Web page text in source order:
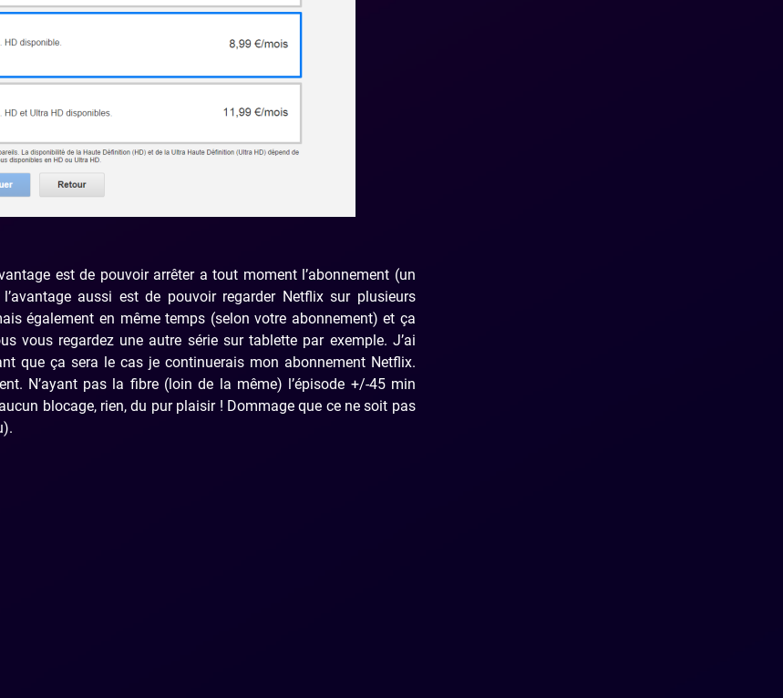
est de pouvoir arrêter a tout moment l’abonnement (un
aussi est de pouvoir regarder Netflix sur plusieurs
également en même temps (selon votre abonnement) et ça
vous regardez une autre série sur tablette par exemple. J’ai
que ça sera le cas je continuerais mon abonnement Netflix.
N’ayant pas la fibre (loin de la même) l’épisode +/-45 min
blocage, rien, du pur plaisir ! Dommage que ce ne soit pas